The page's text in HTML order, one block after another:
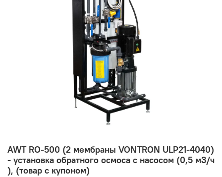
AWT RO-500 (2 мембраны VONTRON ULP21-4040)
- установка обратного осмоса с насосом (0,5 м3/ч
), (товар с купоном)